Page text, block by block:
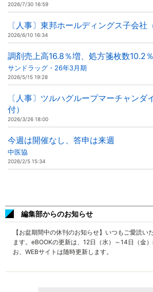
2026/7/30 16:59
〔人事〕東邦ホールディングス子会社
2026/6/10 16:34
調剤売上高16.8％増、処方箋枚数10.2
サンドラッグ・26年3月期
2026/5/15 19:28
〔人事〕ツルハグループマーチャンダ
付）
2026/3/26 18:00
今週は開催なし、答申は来週
中医協
2026/2/5 15:34
編集部からのお知らせ
【お盆期間中の休刊のお知らせ】いつもご愛読い
ます。eBOOKの更新は、12日（水）～14日（金
お、WEBサイトは随時更新します。